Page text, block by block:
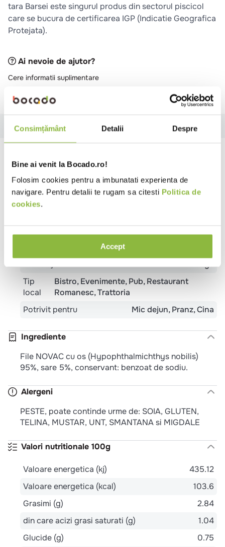
Consimțământ Detalii Despre
Bine ai venit la Bocado.ro!
Folosim cookies pentru a imbunatati experienta de
navigare. Pentru detalii te rugam sa citesti Politica de
cookies.
Accept
tara Barsei este singurul produs din sectorul piscicol
care se bucura de certificarea IGP (Indicatie Geografica
Protejata).
Ai nevoie de ajutor?
Cere informatii suplimentare
Raporteaza descriere gresita
Specificatii Ingrediente Alergeni Valori nutritionale
Prelucrare
File de Peste
Temperatura
Refrigerat
Tip
local
Bistro Evenimente Pub Restaurant
Romanesc Trattoria
Potrivit pentru
Mic dejun Pranz Cina
Ingrediente
File NOVAC cu os (Hypophthalmichthys nobilis)
95%, sare 5%, conservant: benzoat de sodiu.
Alergeni
PESTE, poate continde urme de: SOIA, GLUTEN,
TELINA, MUSTAR, UNT, SMANTANA si MIGDALE
Valori nutritionale 100g
Valoare energetica (kj)
435.12
Valoare energetica (kcal)
103.6
Grasimi (g)
2.84
din care acizi grasi saturati (g)
1.04
Glucide (g)
0.75